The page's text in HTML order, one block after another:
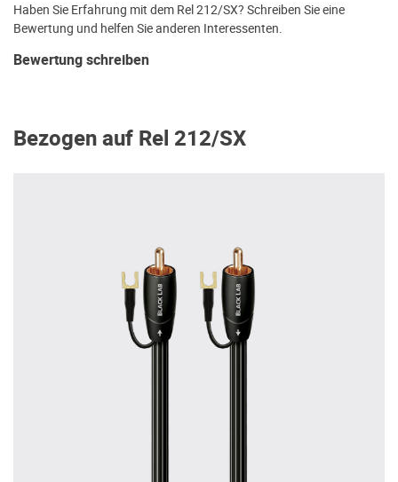
Haben Sie Erfahrung mit dem Rel 212/SX? Schreiben Sie eine
Bewertung und helfen Sie anderen Interessenten.
Bewertung schreiben
Bezogen auf Rel 212/SX